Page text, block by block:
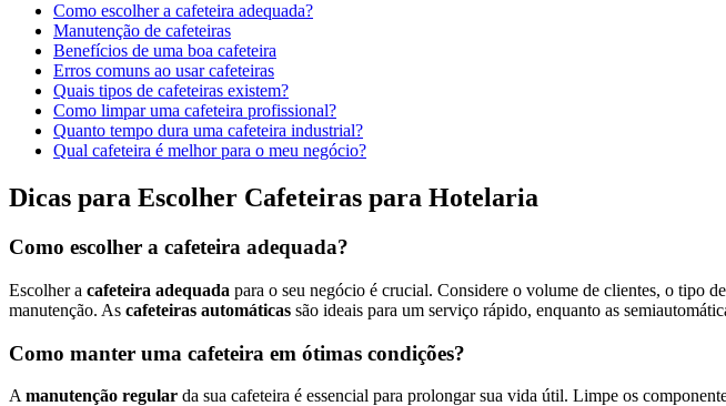
Como escolher a cafeteira adequada?
Manutenção de cafeteiras
Benefícios de uma boa cafeteira
Erros comuns ao usar cafeteiras
Quais tipos de cafeteiras existem?
Como limpar uma cafeteira profissional?
Quanto tempo dura uma cafeteira industrial?
Qual cafeteira é melhor para o meu negócio?
Dicas para Escolher Cafeteiras para Hotelaria
Como escolher a cafeteira adequada?
Escolher a cafeteira adequada para o seu negócio é crucial. Considere o volume de clientes, o tipo
manutenção. As cafeteiras automáticas são ideais para um serviço rápido, enquanto as
Como manter uma cafeteira em ótimas condições?
Amanutenção regular da sua cafeteira é essencial para prolongar sua vida útil. Limpe os